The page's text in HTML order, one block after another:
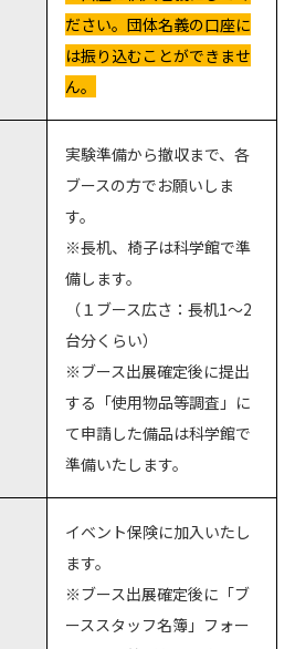
ださい。団体名義の口座に
は振り込むことができませ
ん。
実験準備から撤収まで、各
ブースの方でお願いしま
す。
※長机、椅子は科学館で準
備します。
（１ブース広さ：長机1～2
台分くらい）
※ブース出展確定後に提出
する「使用物品等調査」に
て申請した備品は科学館で
準備いたします。
イベント保険に加入いたし
ます。
※ブース出展確定後に「ブ
ーススタッフ名簿」フォー